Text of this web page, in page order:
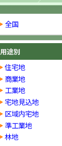
全国
用途別
住宅地
商業地
工業地
宅地見込地
区域内宅地
準工業地
林地